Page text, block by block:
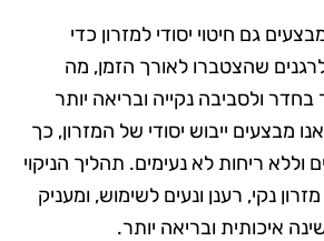
גם חיטוי יסודי למזרון כדי
שהצטברו לאורך הזמן, מה
בחדר ולסביבה נקייה ובריאה יותר
מבצעים ייבוש יסודי של המזרון, כך
וללא ריחות לא נעימים. תהליך הניקוי
נקי, רענן ונעים לשימוש, ומעניק
איכותית ובריאה יותר.